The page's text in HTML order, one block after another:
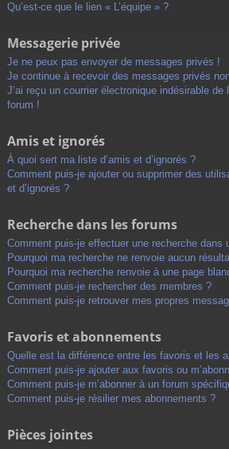
Qu’est-ce que le lien « L’équipe » ?
Messagerie privée
Je ne peux pas envoyer de messages privés !
Je continue à recevoir des messages privés
J’ai reçu un courrier électronique indésirable de
forum !
Amis et ignorés
À quoi sert ma liste d’amis et d’ignorés ?
Comment puis-je ajouter ou supprimer des
et d’ignorés ?
Recherche dans les forums
Comment puis-je effectuer une recherche dans
Pourquoi ma recherche ne renvoie aucun
Pourquoi ma recherche renvoie à une page
Comment puis-je rechercher des membres ?
Comment puis-je retrouver mes propres
Favoris et abonnements
Quelle est la différence entre les favoris et les
Comment puis-je ajouter aux favoris ou
Comment puis-je m’abonner à un forum
Comment puis-je résilier mes abonnements ?
Pièces jointes